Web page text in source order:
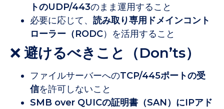
トのUDP/443のまま運用すること
必要に応じて、 読み取り専用ドメインコント
ローラー（RODC）を活用すること
❌ 避けるべきこと（Don’ts）
ファイルサーバーへのTCP/445ポートの受
信を許可しないこと
SMB over QUICの証明書（SAN）にIPアド